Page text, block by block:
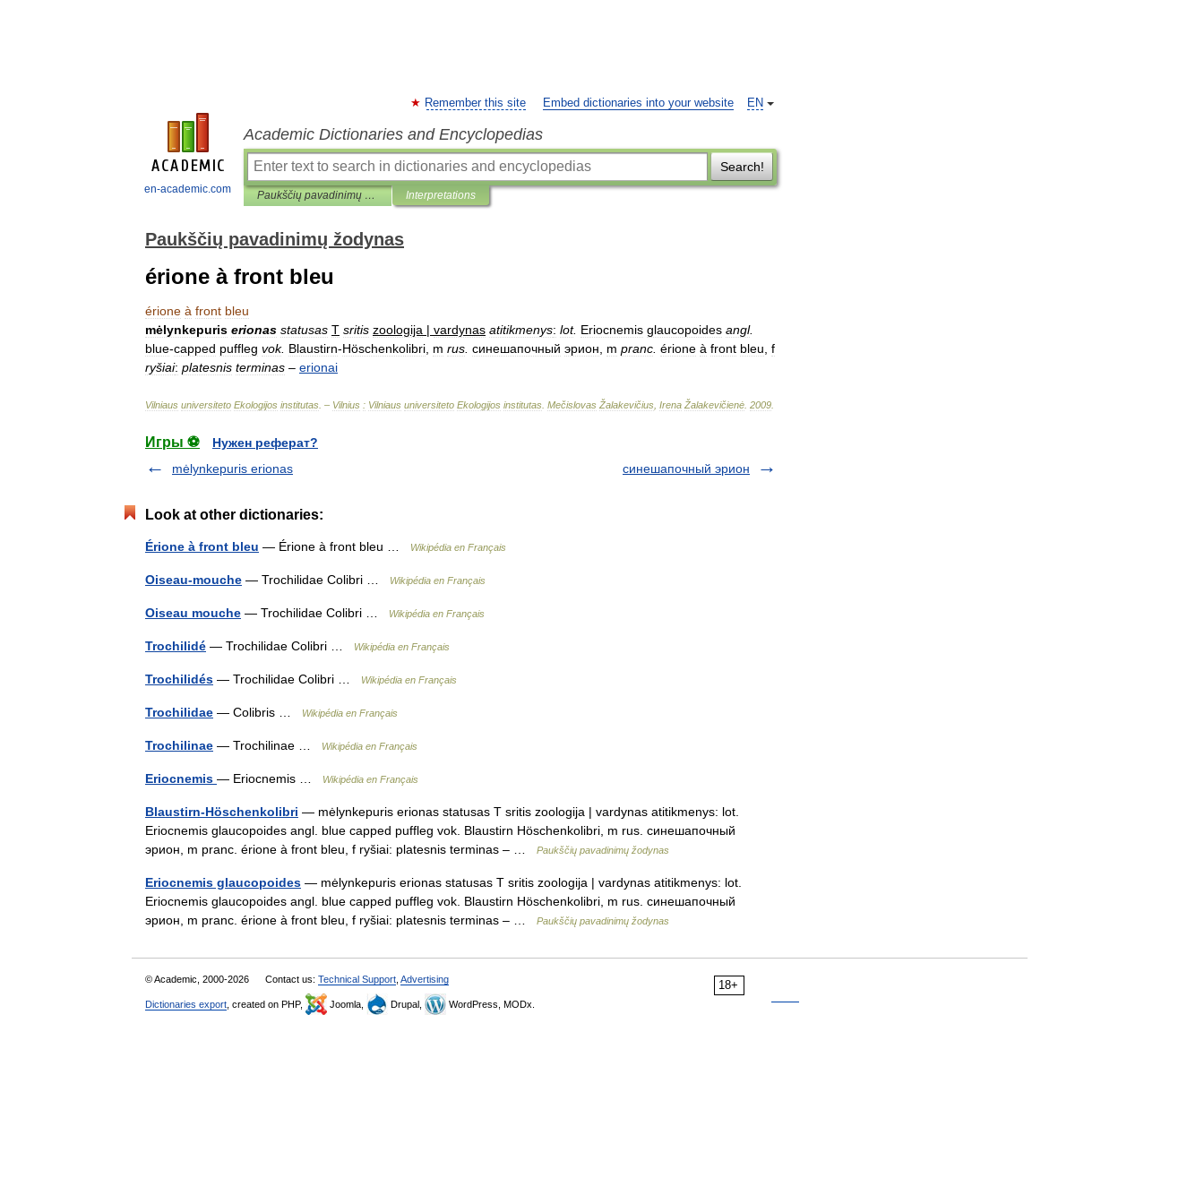
en-academic.com
EN
Remember this site Embed dictionaries into your website
Academic Dictionaries and Encyclopedias
Search!
Paukščių pavadinimų žodynas Interpretations
Paukščių pavadinimų žodynas
érione à front bleu
érione à front bleu
mėlynkepuris erionas statusas T sritis zoologija | vardynas atitikmenys: lot. Eriocnemis glaucopoides angl.
blue-capped puffleg vok. Blaustirn-Höschenkolibri m rus синешапочный эрион m pranc érione à front bleu f
ryšiai: platesnis terminas – erionai
Vilniaus universiteto Ekologijos institutas . – Vilnius : Vilniaus universiteto Ekologijos institutas Mečislovas Žalakevičius Irena Žalakevičienė 2009
Игры ⚽
Нужен реферат?
mėlynkepuris erionas
синешапочный эрион
Look at other dictionaries:
Érione à front bleu — Érione à front bleu … Wikipédia en Français
Oiseau-mouche — Trochilidae Colibri … Wikipédia en Français
Oiseau mouche — Trochilidae Colibri … Wikipédia en Français
Trochilidé — Trochilidae Colibri … Wikipédia en Français
Trochilidés — Trochilidae Colibri … Wikipédia en Français
Trochilidae — Colibris … Wikipédia en Français
Trochilinae — Trochilinae … Wikipédia en Français
Eriocnemis — Eriocnemis … Wikipédia en Français
Blaustirn-Höschenkolibri — mėlynkepuris erionas statusas T sritis zoologija | vardynas atitikmenys: lot.
Eriocnemis glaucopoides angl. blue capped puffleg vok. Blaustirn Höschenkolibri, m rus. синешапочный
эрион, m pranc. érione à front bleu, f ryšiai: platesnis terminas – …
Paukščių pavadinimų žodynas
Eriocnemis glaucopoides — mėlynkepuris erionas statusas T sritis zoologija | vardynas atitikmenys: lot.
Eriocnemis glaucopoides angl. blue capped puffleg vok. Blaustirn Höschenkolibri, m rus. синешапочный
эрион, m pranc. érione à front bleu, f ryšiai: platesnis terminas – …
Paukščių pavadinimų žodynas
18+
© Academic, 2000-2026 Contact us: Technical Support Advertising
Dictionaries export , created on PHP, Joomla, Drupal, WordPress, MODx.